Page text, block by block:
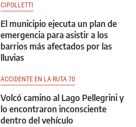
CIPOLLETTI
El municipio ejecuta un plan de
emergencia para asistir a los
barrios más afectados por las
lluvias
ACCIDENTE EN LA RUTA 70
Volcó camino al Lago Pellegrini y
lo encontraron inconsciente
dentro del vehículo